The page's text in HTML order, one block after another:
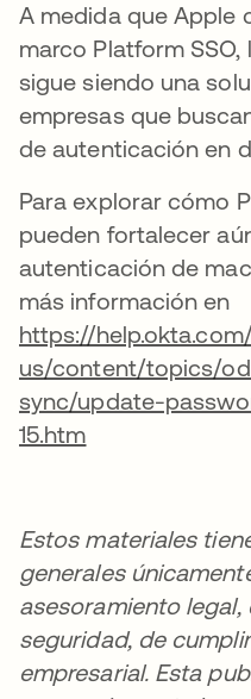
A medida que Apple
marco Platform
sigue siendo una
empresas que
de autenticación en
Para explorar cómo
pueden fortalecer
autenticación de
más información en
https://
us/content/topics/
sync/update-
15.htm
Estos materiales
generales
asesoramiento
seguridad, de
empresarial. Esta